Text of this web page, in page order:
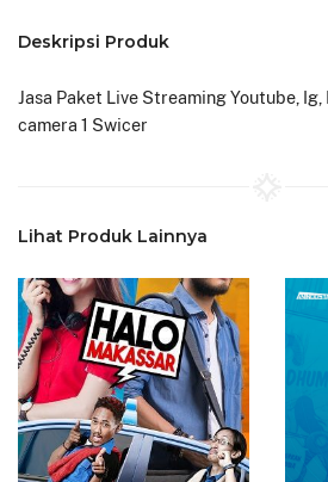
Deskripsi Produk
Jasa Paket Live Streaming Youtube,
camera 1 Swicer
Lihat Produk Lainnya